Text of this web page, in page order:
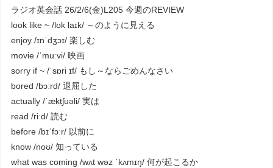
ラジオ英会話 26/2/6(金)L205 今週のREVIEW
look like ~ /lʊk laɪk/ ～のように見える
enjoy /ɪnˈdʒɔɪ/ 楽しむ
movie /ˈmuːvi/ 映画
sorry if ~ /ˈsɒri ɪf/ もし～ならごめんなさい
bored /bɔːrd/ 退屈した
actually /ˈæktʃuəli/ 実は
read /riːd/ 読む
before /bɪˈfɔːr/ 以前に
know /noʊ/ 知っている
what was coming /wʌt wəz ˈkʌmɪŋ/ 何が起こるか